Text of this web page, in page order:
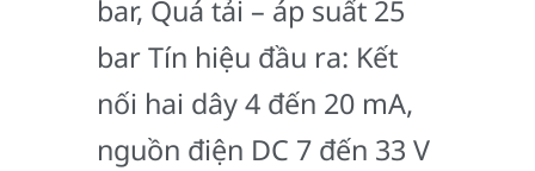
bar, Quá tải – áp suất 25
bar Tín hiệu đầu ra: Kết
nối hai dây 4 đến 20 mA,
nguồn điện DC 7 đến 33 V